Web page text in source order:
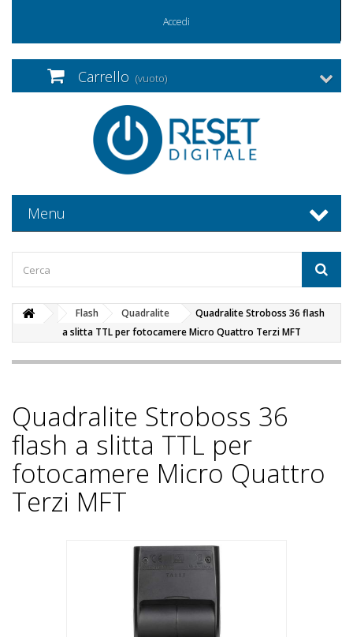
Accedi
Carrello (vuoto)
Menu
Flash Quadralite
Quadralite Stroboss 36 flash
a slitta TTL per fotocamere Micro Quattro Terzi MFT
Quadralite Stroboss 36
flash a slitta TTL per
fotocamere Micro Quattro
Terzi MFT